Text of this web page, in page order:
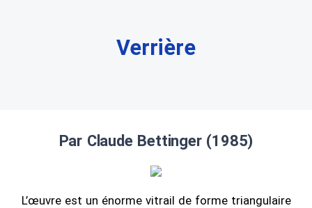
Verrière
Par Claude Bettinger (1985)
L’œuvre est un énorme vitrail de forme triangulaire